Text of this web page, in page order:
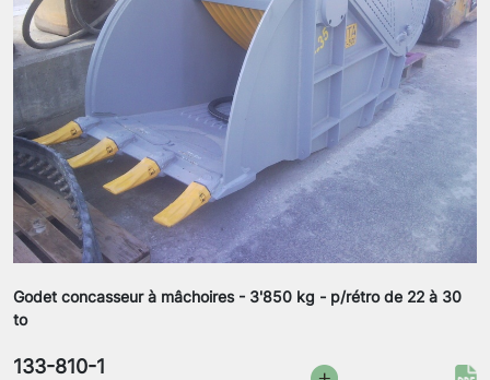
Godet concasseur à mâchoires - 3'850 kg - p/rétro de 22 à 30
to
133-810-1